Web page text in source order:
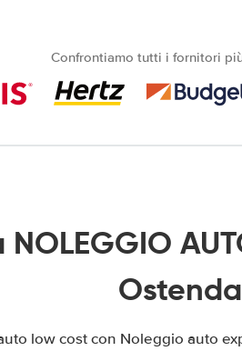
Confrontiamo tutti i fornitori
Ostenda
low cost con Noleggio auto